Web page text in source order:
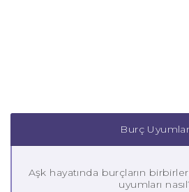
Burç
Aşk hayatında burçların
uyumları